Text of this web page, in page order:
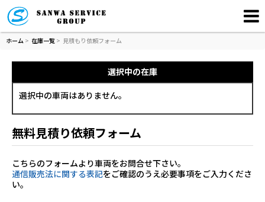
ホーム > 在庫一覧 > 見積もり依頼フォーム
選択中の在庫
選択中の車両はありません。
無料見積り依頼フォーム
こちらのフォームより車両をお問合せ下さい。
通信販売法に関する表記をご確認のうえ必要事項をご入力くださ
い。